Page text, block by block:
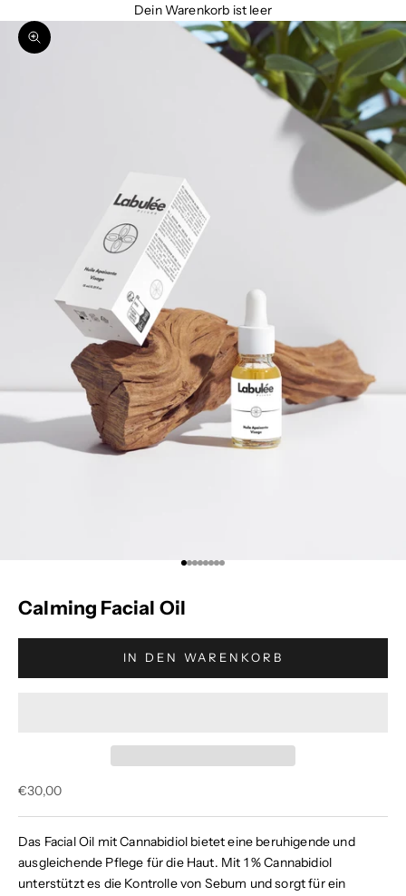
Dein Warenkorb ist leer
Bild vergrößern
Gehe zu Element 1
Gehe zu Element 2
Gehe zu Element 3
Gehe zu Element 4
Gehe zu Element 5
Gehe zu Element 6
Gehe zu Element 7
Gehe zu Element 8
Calming Facial Oil
IN DEN WARENKORB
Angebot
€30,00
Das Facial Oil mit Cannabidiol bietet eine beruhigende und
ausgleichende Pflege für die Haut. Mit 1 % Cannabidiol
unterstützt es die Kontrolle von Sebum und sorgt für ein